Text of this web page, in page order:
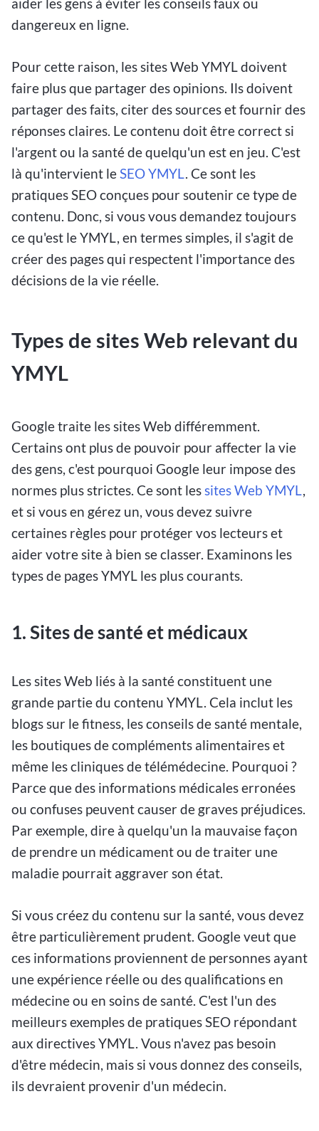
aider les gens à éviter les conseils faux ou
dangereux en ligne.
Pour cette raison, les sites Web YMYL doivent
faire plus que partager des opinions. Ils doivent
partager des faits, citer des sources et fournir des
réponses claires. Le contenu doit être correct si
l'argent ou la santé de quelqu'un est en jeu. C'est
là qu'intervient leSEO YMYL. Ce sont les
pratiques SEOconçues pour soutenir ce type de
contenu. Donc, si vous vous demandez toujours
ce qu'est le YMYL, en termes simples, il s'agit de
créer des pages qui respectent l'importance des
décisions de la vie réelle.
Types de sites Web relevant du
YMYL
Google traite les sites Web différemment.
Certains ont plus de pouvoir pour affecter la vie
des gens, c'est pourquoi Google leur impose des
normes plus strictes. Ce sont lessites Web YMYL,
et si vous en gérez un, vous devez suivre
certaines règles pour protéger vos lecteurs et
aider votre site à bien se classer. Examinons les
types de pages YMYL les plus courants.
1. Sites de santé et médicaux
Les sites Web liés à la santé constituent une
grande partie du contenu YMYL. Cela inclut les
blogs sur le fitness, les conseils de santé mentale,
les boutiques de compléments alimentaires et
même les cliniques de télémédecine. Pourquoi ?
Parce que des informations médicales erronées
ou confuses peuvent causer de graves préjudices.
Par exemple, dire à quelqu'un la mauvaise façon
de prendre un médicament ou de traiter une
maladie pourrait aggraver son état.
Si vous créez du contenu sur la santé, vous devez
être particulièrement prudent. Google veut que
ces informations proviennent de personnes ayant
une expérience réelle ou des qualifications en
médecine ou en soins de santé. C'est l'un des
meilleurs exemples de pratiques SEO répondant
aux directives YMYL. Vous n'avez pas besoin
d'être médecin, mais si vous donnez des conseils,
ils devraient provenir d'un médecin.